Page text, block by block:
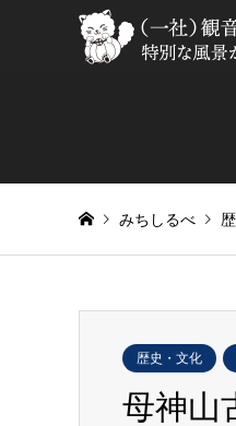
みちしるべ
歴史・文化
母神山